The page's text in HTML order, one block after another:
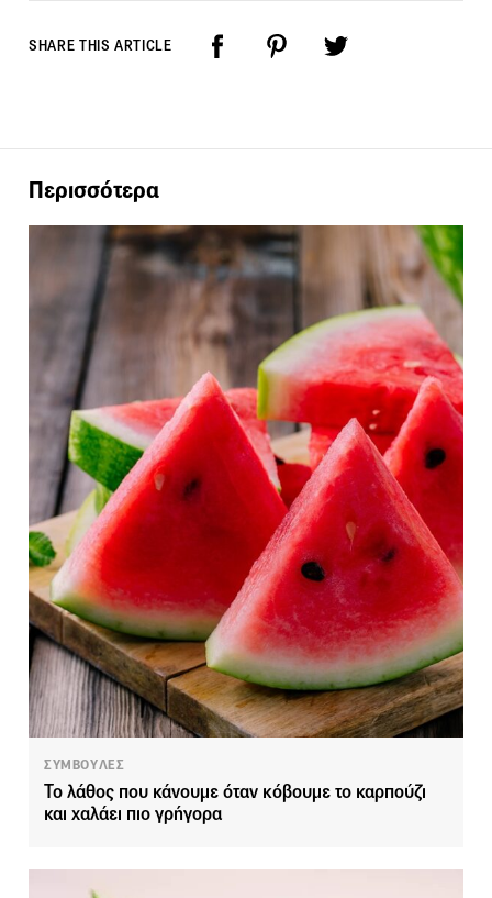
SHARE THIS ARTICLE
Περισσότερα
ΣΥΜΒΟΥΛΕΣ
Το λάθος που κάνουμε όταν κόβουμε το καρπούζι
και χαλάει πιο γρήγορα